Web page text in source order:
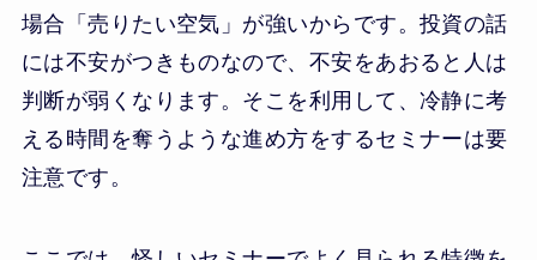
場合「売りたい空気」が強いからです。投資の話
には不安がつきものなので、不安をあおると人は
判断が弱くなります。そこを利用して、冷静に考
える時間を奪うような進め方をするセミナーは要
注意です。